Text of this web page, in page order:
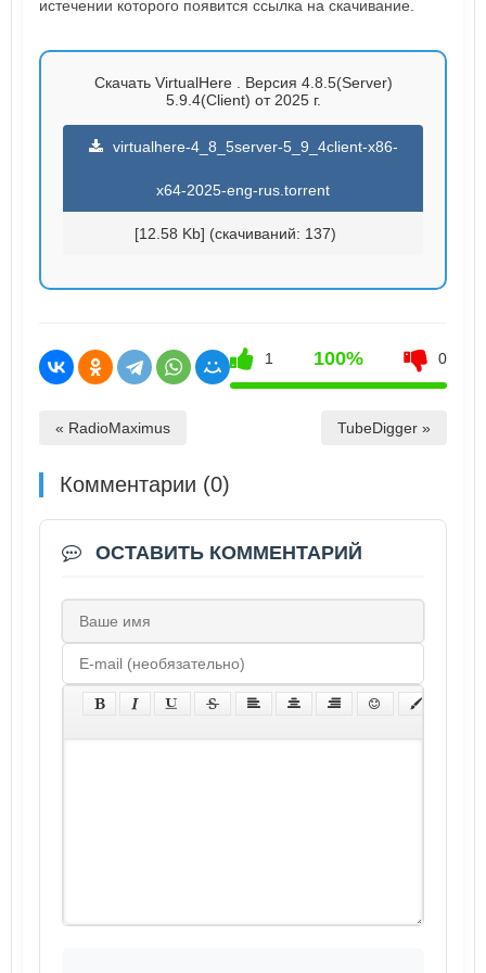
истечении которого появится ссылка на скачивание.
Скачать VirtualHere . Версия 4.8.5(Server)
5.9.4(Client) от 2025 г.
virtualhere-4_8_5server-5_9_4client-x86-
x64-2025-eng-rus.torrent
[12.58 Kb] (cкачиваний: 137)
1 100% 0
« RadioMaximus TubeDigger »
Комментарии (0)
ОСТАВИТЬ КОММЕНТАРИЙ